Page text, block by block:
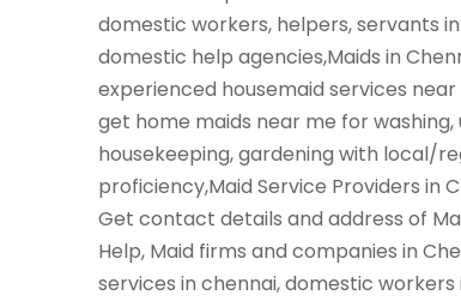
domestic workers, helpers, servants
domestic help agencies,Maids in
experienced housemaid services near
get home maids near me for washing,
housekeeping, gardening with local/
proficiency,Maid Service Providers in
Get contact details and address of
Help, Maid firms and companies in
services in chennai, domestic